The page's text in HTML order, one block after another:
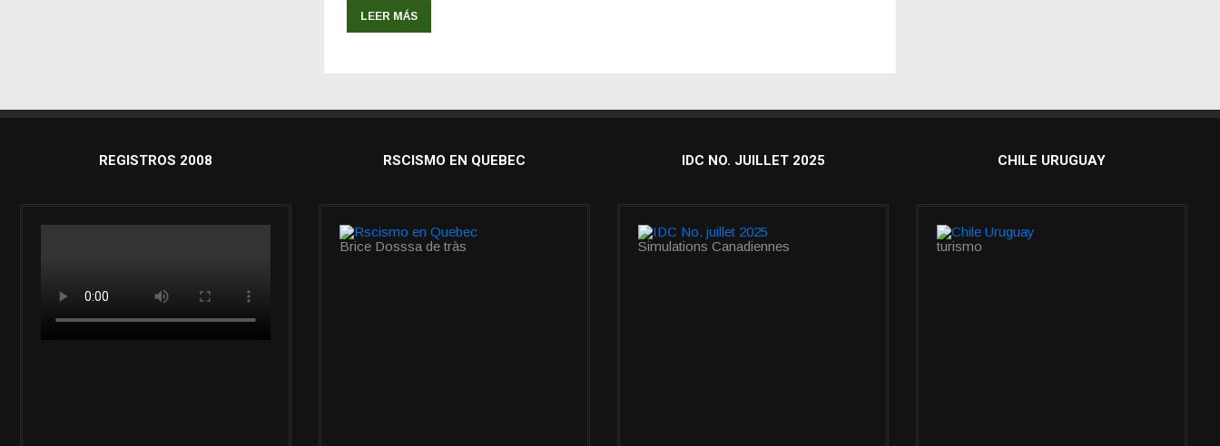
LEER MÁS
REGISTROS 2008 RSCISMO EN QUEBEC
Brice Dosssa de tràs
IDC NO. JUILLET 2025
Simulations Canadiennes
CHILE URUGUAY
turismo